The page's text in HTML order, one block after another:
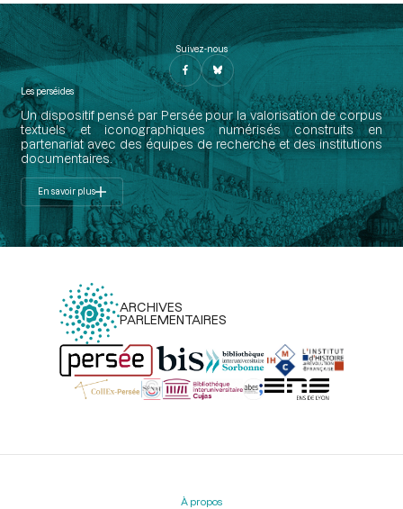
Suivez-nous
Les perséides
Un dispositif pensé par Persée pour la valorisation de corpus
textuels et iconographiques numérisés construits en
partenariat avec des équipes de recherche et des institutions
documentaires.
En savoir plus
ARCHIVES
PARLEMENTAIRES
Menu
À propos